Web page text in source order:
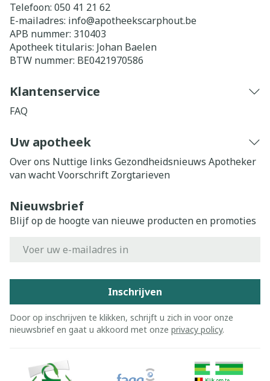
Telefoon: 050 41 21 62
E-mailadres: info@apotheekscarphout.be
APB nummer: 310403
Apotheek titularis: Johan Baelen
BTW nummer: BE0421970586
Klantenservice
FAQ
Uw apotheek
Over ons Nuttige links Gezondheidsnieuws Apotheker
van wachtVoorschrift Zorgtarieven
Nieuwsbrief
Blijf op de hoogte van nieuwe producten en promoties
Inschrijven
Door op inschrijven te klikken, schrijft u zich in voor onze
nieuwsbrief en gaat u akkoord met onze privacy policy.